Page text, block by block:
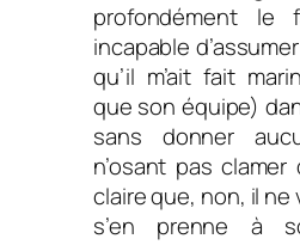
profondément le
incapable
qu’il m’ait fait
que son équipe)
sans donner
n’osant pas clamer
claire que, non, il ne
s’en prenne à